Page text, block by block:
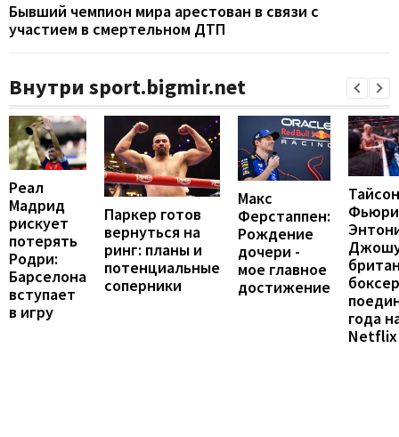
Бывший чемпион мира арестован в связи с
участием в смертельном ДТП
Внутри sport.bigmir.net
Реал
Мадрид
рискует
потерять
Родри:
Барселона
вступает
в игру
Паркер готов
вернуться на
ринг: планы и
потенциальные
соперники
Макс
Ферстаппен:
Рождение
дочери -
мое главное
достижение
Тайсон
года
Netflix